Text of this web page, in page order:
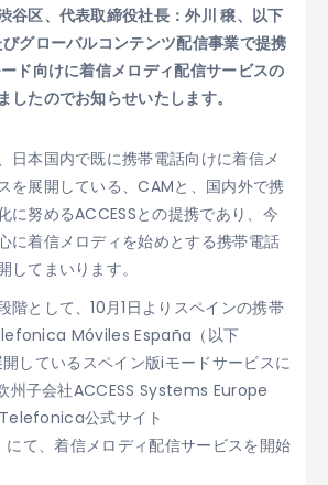
谷区、代表取締役社長：外川 穣、以下
グローバルコンテンツ配信事業で提携
ド向けに着信メロディ配信サービスの
したのでお知らせいたします。
日本国内で既に携帯電話向けに着信メ
を展開している、CAMと、国内外で携
に努めるACCESSとの提携であり、今
に着信メロディを始めとする携帯電話
してまいります。
階として、10月1日よりスペインの携帯
Móviles España（以下
しているスペイン版iモードサービスに
州子会社ACCESS Systems Europe
公式サイト
て、着信メロディ配信サービスを開始